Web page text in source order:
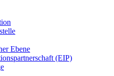
Ebene
(EIP)